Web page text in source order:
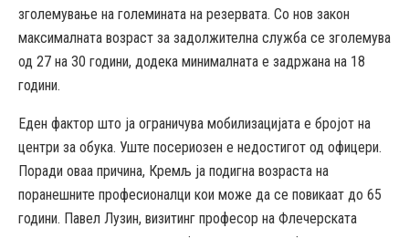
зголемување на големината на резервата. Со нов закон
максималната возраст за задолжителна служба се зголемува
од 27 на 30 години, додека минималната е задржана на 18
години.
Еден фактор што ја ограничува мобилизацијата е бројот на
центри за обука. Уште посериозен е недостигот од офицери.
Поради оваа причина, Кремљ ја подигна возраста на
поранешните професионалци кои може да се повикаат до 65
години. Павел Лузин, визитинг професор на Флечерската